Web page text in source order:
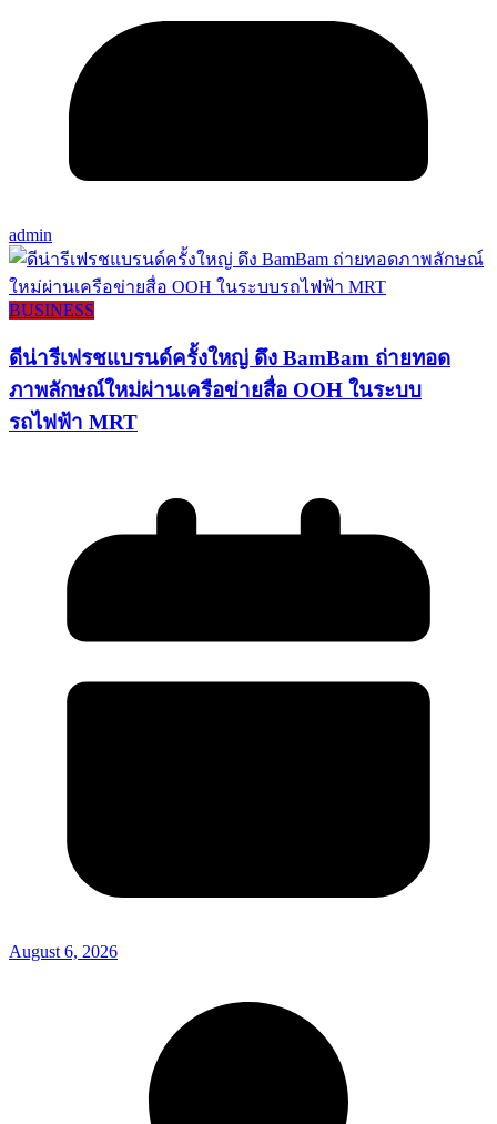
admin
BUSINESS
ดีน่ารีเฟรชแบรนด์ครั้งใหญ่ ดึง BamBam ถ่ายทอด
ภาพลักษณ์ใหม่ผ่านเครือข่ายสื่อ OOH ในระบบ
รถไฟฟ้า MRT
August 6, 2026